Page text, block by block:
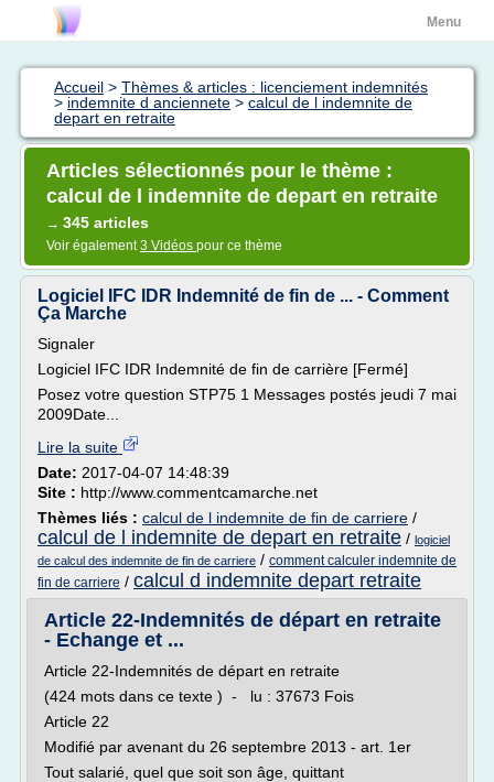
Menu
Accueil > Thèmes & articles : licenciement indemnités
> indemnite d anciennete > calcul de l indemnite de
depart en retraite
Articles sélectionnés pour le thème :
calcul de l indemnite de depart en retraite
→ 345 articles
Voir également3 Vidéos pour ce thème
Logiciel IFC IDR Indemnité de fin de ... - Comment
Ça Marche
Signaler
Logiciel IFC IDR Indemnité de fin de carrière [Fermé]
Posez votre question STP75 1 Messages postés jeudi 7 mai
2009Date...
Lire la suite
Date: 2017-04-07 14:48:39
Site : http://www.commentcamarche.net
Thèmes liés : calcul de l indemnite de fin de carriere /
calcul de l indemnite de depart en retraite / logiciel
de calcul des indemnite de fin de carriere / comment calculer indemnite de
fin de carriere / calcul d indemnite depart retraite
Article 22-Indemnités de départ en retraite
- Echange et ...
Article 22-Indemnités de départ en retraite
(424 mots dans ce texte ) - lu : 37673 Fois
Article 22
Modifié par avenant du 26 septembre 2013 - art. 1er
Tout salarié, quel que soit son âge, quittant